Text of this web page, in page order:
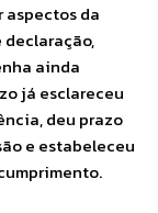
da
declaração,
ainda
já esclareceu
deu prazo
e estabeleceu